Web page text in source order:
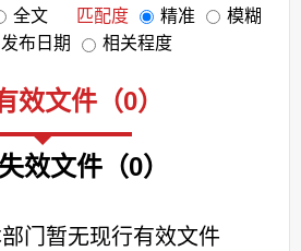
全文 匹配度 精准
模糊
发布日期 相关程度
效文件（0）
效文件（0）
门暂无现行有效文件